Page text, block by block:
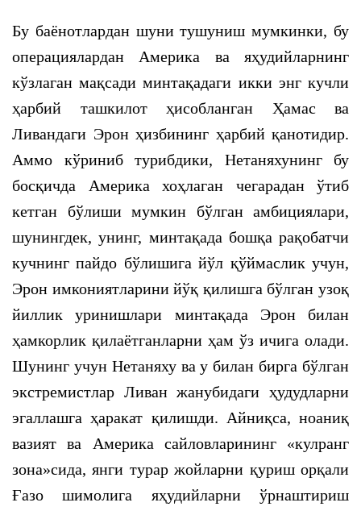
Бу баёнотлардан шуни тушуниш мумкинки, бу
операциялардан Америка ва яҳудийларнинг
кўзлаган мақсади минтақадаги икки энг кучли
ҳарбий ташкилот ҳисобланган Ҳамас ва
Ливандаги Эрон ҳизбининг ҳарбий қанотидир.
Аммо кўриниб турибдики, Нетаняхунинг бу
босқичда Америка хоҳлаган чегарадан ўтиб
кетган бўлиши мумкин бўлган амбициялари,
шунингдек, унинг, минтақада бошқа рақобатчи
кучнинг пайдо бўлишига йўл қўймаслик учун,
Эрон имкониятларини йўқ қилишга бўлган узоқ
йиллик уринишлари минтақада Эрон билан
ҳамкорлик қилаётганларни ҳам ўз ичига олади.
Шунинг учун Нетаняху ва у билан бирга бўлган
экстремистлар Ливан жанубидаги ҳудудларни
эгаллашга ҳаракат қилишди. Айниқса, ноаниқ
вазият ва Америка сайловларининг «кулранг
зона»сида, янги турар жойларни қуриш орқали
Ғазо шимолига яҳудийларни ўрнаштириш